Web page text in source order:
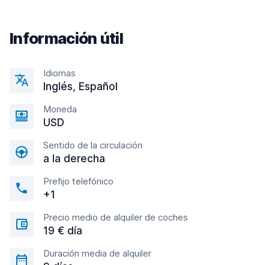
Información útil
Idiomas
Inglés, Español
Moneda
USD
Sentido de la circulación
a la derecha
Prefijo telefónico
+1
Precio medio de alquiler de coches
19 € día
Duración media de alquiler